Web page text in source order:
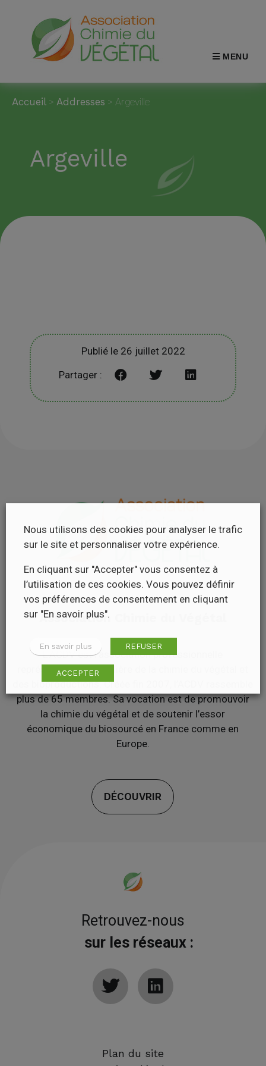
MENU
Accueil > Addresses > Argeville
Argeville
Publié le 26 juillet 2022
Partager :
Association Chimie du Végétal
L’ACDV est l’association professionnelle
représentative de la filière de la chimie du végétal et
des bioproductions. Créée fin 2007, l’ACDV rassemble
plus de 65 membres. Sa vocation est de promouvoir
la chimie du végétal et de soutenir l’essor
économique du biosourcé en France comme en
Europe.
DÉCOUVRIR
Retrouvez-nous
sur les réseaux :
Plan du site
Nous utilisons des cookies pour analyser le trafic
sur le site et personnaliser votre expérience.
En cliquant sur "Accepter" vous consentez à
l’utilisation de ces cookies. Vous pouvez définir
vos préférences de consentement en cliquant
sur "En savoir plus".
En savoir plus REFUSER
ACCEPTER